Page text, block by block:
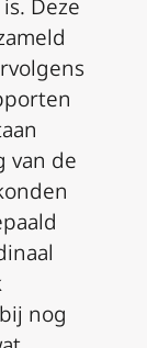
Deze
van de
nog